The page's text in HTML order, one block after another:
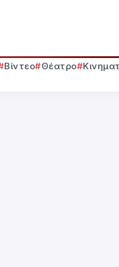
Βίντεο Θέατρο